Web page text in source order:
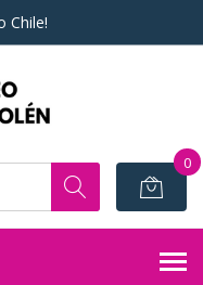
Chile!
0